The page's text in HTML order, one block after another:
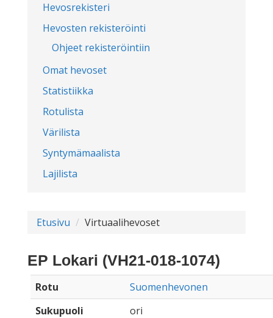
Hevosrekisteri
Hevosten rekisteröinti
Ohjeet rekisteröintiin
Omat hevoset
Statistiikka
Rotulista
Värilista
Syntymämaalista
Lajilista
Etusivu Virtuaalihevoset
EP Lokari (VH21-018-1074)
Rotu
Suomenhevonen
Sukupuoli
ori